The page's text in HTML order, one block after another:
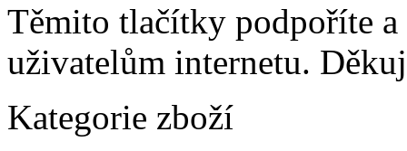
Těmito tlačítky podpoříte a
uživatelům internetu.
Kategorie zboží